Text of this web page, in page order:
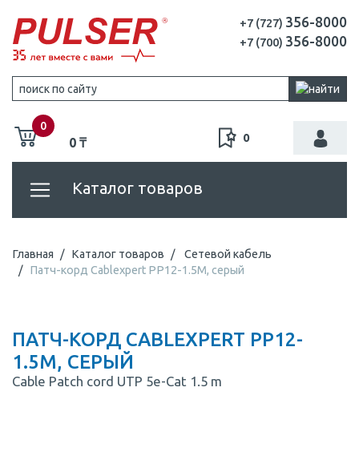
+7 (727) 356-8000
+7 (700) 356-8000
0
0 ₸ 0
Каталог товаров
Главная Каталог товаров
Сетевой кабель
Патч-корд Cablexpert PP12-1.5M, серый
ПАТЧ-КОРД CABLEXPERT PP12-
1.5M, СЕРЫЙ
Cable Patch cord UTP 5e-Cat 1.5 m